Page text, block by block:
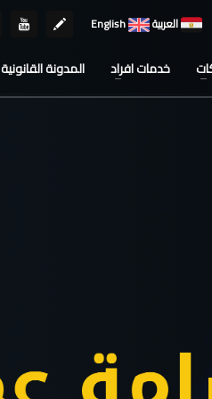
العربية English
خدمات افراد المدونة القانونية